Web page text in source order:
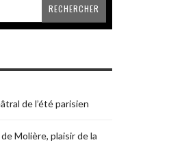
de l’été parisien
Molière, plaisir de la